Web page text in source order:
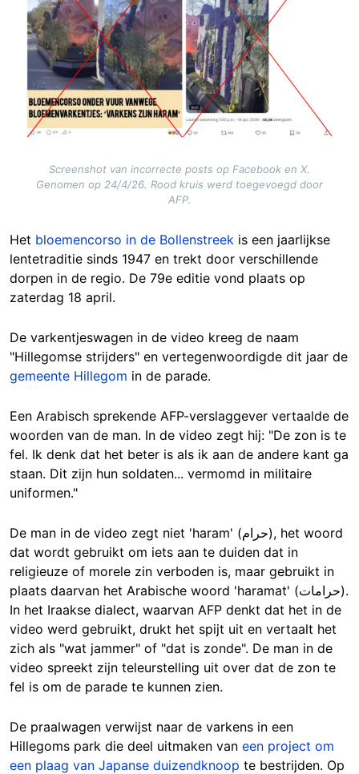
Screenshot van incorrecte posts op Facebook en X.
Genomen op 24/4/26. Rood kruis werd toegevoegd door
AFP.
Het bloemencorso in de Bollenstreek is een jaarlijkse
lentetraditie sinds 1947 en trekt door verschillende
dorpen in de regio. De 79e editie vond plaats op
zaterdag 18 april.
De varkentjeswagen in de video kreeg de naam
"Hillegomse strijders" en vertegenwoordigde dit jaar de
gemeente Hillegom in de parade.
Een Arabisch sprekende AFP-verslaggever vertaalde de
woorden van de man. In de video zegt hij: "De zon is te
fel. Ik denk dat het beter is als ik aan de andere kant ga
staan. Dit zijn hun soldaten... vermomd in militaire
uniformen."
De man in de video zegt niet 'haram' (حرام), het woord
dat wordt gebruikt om iets aan te duiden dat in
religieuze of morele zin verboden is, maar gebruikt in
plaats daarvan het Arabische woord 'haramat' (حرامات).
In het Iraakse dialect, waarvan AFP denkt dat het in de
video werd gebruikt, drukt het spijt uit en vertaalt het
zich als "wat jammer" of "dat is zonde". De man in de
video spreekt zijn teleurstelling uit over dat de zon te
fel is om de parade te kunnen zien.
De praalwagen verwijst naar de varkens in een
Hillegoms park die deel uitmaken van een project om
een plaag van Japanse duizendknoop te bestrijden. Op